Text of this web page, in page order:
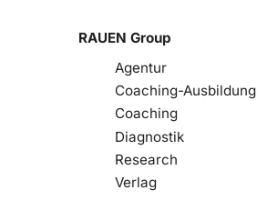
RAUEN Group
Agentur
Coaching-Ausbildung
Coaching
Diagnostik
Research
Verlag